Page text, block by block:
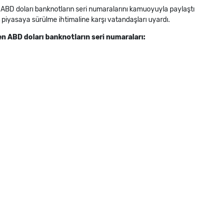
doları banknotların seri numaralarını kamuoyuyla paylaştı
sürülme ihtimaline karşı vatandaşları uyardı.
ABD doları banknotların seri numaraları: